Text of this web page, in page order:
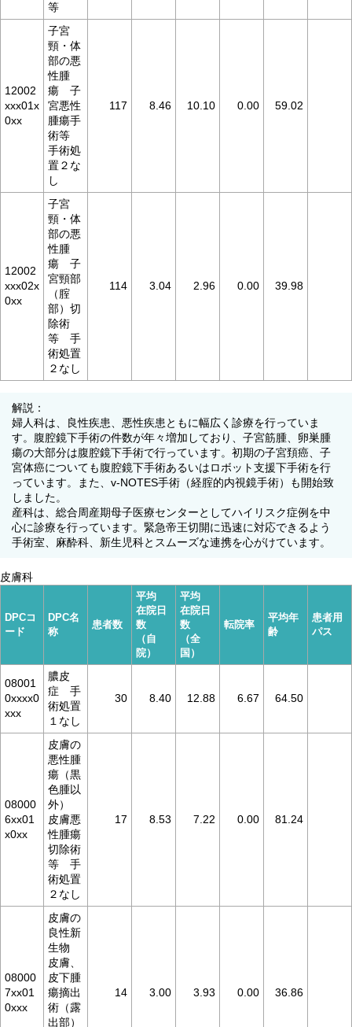
等
12002
xxx01x
0xx
子宮
頸・体
部の悪
性腫
瘍 子
宮悪性
腫瘍手
術等
手術処
置２な
し
117 8.46 10.10 0.00 59.02
12002
xxx02x
0xx
子宮
頸・体
部の悪
性腫
瘍 子
宮頸部
（腟
部）切
除術
等 手
術処置
２なし
114 3.04 2.96 0.00 39.98
解説：
婦人科は、良性疾患、悪性疾患ともに幅広く診療を行っていま
す。腹腔鏡下手術の件数が年々増加しており、子宮筋腫、卵巣腫
瘍の大部分は腹腔鏡下手術で行っています。初期の子宮頚癌、子
宮体癌についても腹腔鏡下手術あるいはロボット支援下手術を行
っています。また、v-NOTES手術（経腟的内視鏡手術）も開始致
しました。
産科は、総合周産期母子医療センターとしてハイリスク症例を中
心に診療を行っています。緊急帝王切開に迅速に対応できるよう
手術室、麻酔科、新生児科とスムーズな連携を心がけています。
皮膚科
DPCコ
ード
DPC名
称
患者数
平均
在院日
数
（自
院）
平均
在院日
数
（全
国）
転院率
平均年
齢
患者用
パス
08001
0xxxx0
xxx
膿皮
症 手
術処置
１なし
30 8.40 12.88 6.67 64.50
08000
6xx01
x0xx
皮膚の
悪性腫
瘍（黒
色腫以
外）
皮膚悪
性腫瘍
切除術
等 手
術処置
２なし
17 8.53 7.22 0.00 81.24
08000
7xx01
0xxx
皮膚の
良性新
生物
皮膚、
皮下腫
瘍摘出
術（露
出部）
14 3.00 3.93 0.00 36.86